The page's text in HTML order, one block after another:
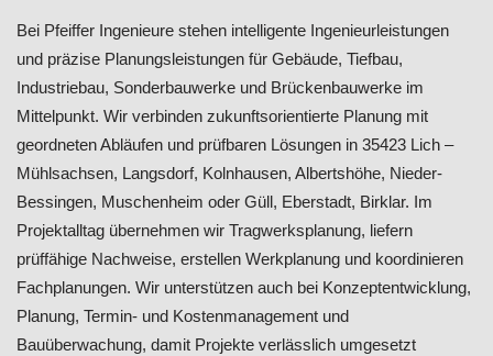
Bei Pfeiffer Ingenieure stehen intelligente Ingenieurleistungen
und präzise Planungsleistungen für Gebäude, Tiefbau,
Industriebau, Sonderbauwerke und Brückenbauwerke im
Mittelpunkt. Wir verbinden zukunftsorientierte Planung mit
geordneten Abläufen und prüfbaren Lösungen in 35423 Lich –
Mühlsachsen, Langsdorf, Kolnhausen, Albertshöhe, Nieder-
Bessingen, Muschenheim oder Güll, Eberstadt, Birklar. Im
Projektalltag übernehmen wir Tragwerksplanung, liefern
prüffähige Nachweise, erstellen Werkplanung und koordinieren
Fachplanungen. Wir unterstützen auch bei Konzeptentwicklung,
Planung, Termin- und Kostenmanagement und
Bauüberwachung, damit Projekte verlässlich umgesetzt